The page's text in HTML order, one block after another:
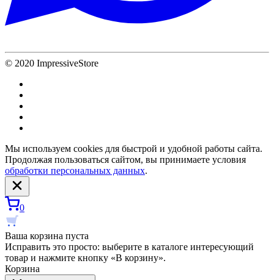
© 2020 ImpressiveStore
Мы используем cookies для быстрой и удобной работы сайта.
Продолжая пользоваться сайтом, вы принимаете условия
обработки персональных данных.
0
Ваша корзина пуста
Исправить это просто: выберите в каталоге интересующий
товар и нажмите кнопку «В корзину».
Корзина